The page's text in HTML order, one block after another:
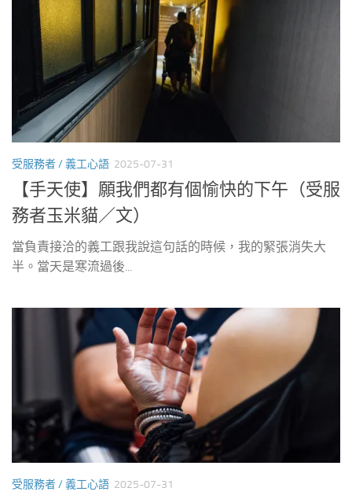
受服務者 / 義工心語 2025-07-31
【手天使】願我們都有個愉快的下午（受服
務者玉米貓／文）
當負責接洽的義工跟我說這句話的時候，我的緊張消失大
半。當天是寒流過後...
受服務者 / 義工心語 2025-07-31